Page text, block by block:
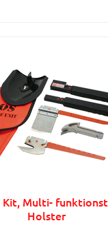
Kit, Multi-
Holster